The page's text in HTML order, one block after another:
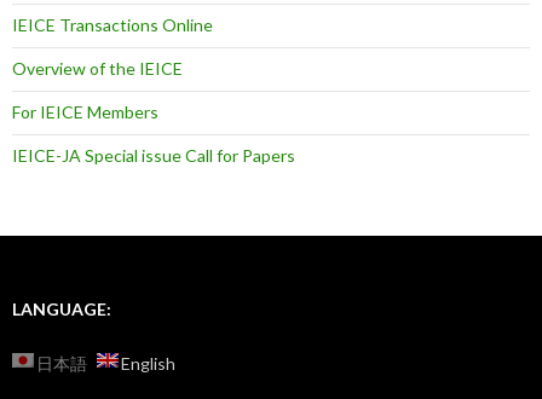
IEICE Transactions Online
Overview of the IEICE
For IEICE Members
IEICE-JA Special issue Call for Papers
LANGUAGE:
日本語 English